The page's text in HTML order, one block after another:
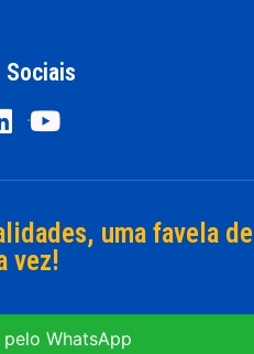
Sociais
uma favela de
vez!
WhatsApp